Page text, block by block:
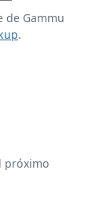
de Gammu
.
próximo